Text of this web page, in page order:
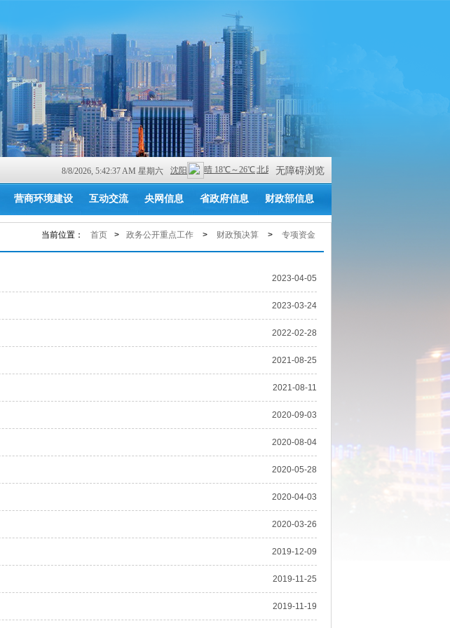
8/8/2026, 5:42:37 AM 星期六 无障碍浏览
营商环境建设 互动交流 央网信息 省政府信息 财政部信息
当前位置： 首页 > 政务公开重点工作 > 财政预决算 > 专项资金
2023-04-05
2023-03-24
2022-02-28
2021-08-25
2021-08-11
2020-09-03
2020-08-04
2020-05-28
2020-04-03
2020-03-26
2019-12-09
2019-11-25
2019-11-19